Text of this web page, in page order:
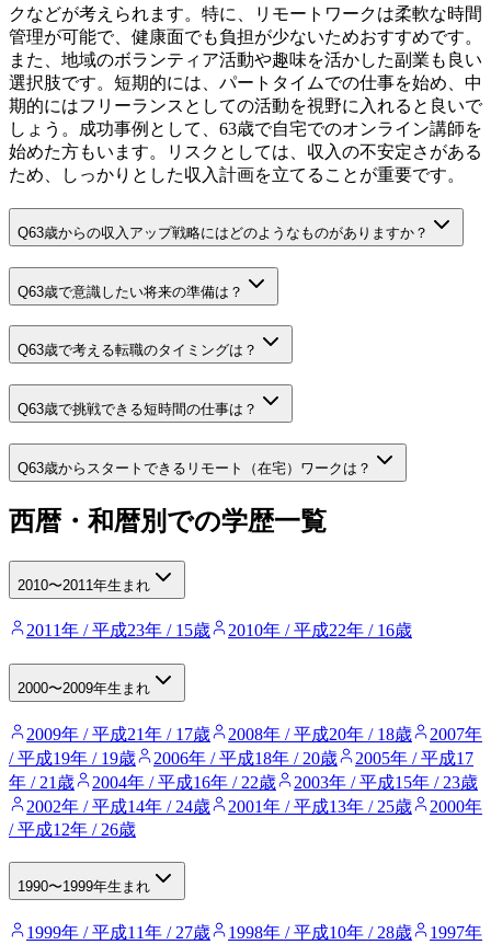
クなどが考えられます。特に、リモートワークは柔軟な時間
管理が可能で、健康面でも負担が少ないためおすすめです。
また、地域のボランティア活動や趣味を活かした副業も良い
選択肢です。短期的には、パートタイムでの仕事を始め、中
期的にはフリーランスとしての活動を視野に入れると良いで
しょう。成功事例として、63歳で自宅でのオンライン講師を
始めた方もいます。リスクとしては、収入の不安定さがある
ため、しっかりとした収入計画を立てることが重要です。
Q63歳からの収入アップ戦略にはどのようなものがありますか？
Q63歳で意識したい将来の準備は？
Q63歳で考える転職のタイミングは？
Q63歳で挑戦できる短時間の仕事は？
Q63歳からスタートできるリモート（在宅）ワークは？
西暦・和暦別での学歴一覧
2010〜2011年生まれ
2011年 / 平成23年 / 15歳 2010年 / 平成22年 / 16歳
2000〜2009年生まれ
2009年 / 平成21年 / 17歳 2008年 / 平成20年 / 18歳
2007年
/ 平成19年 / 19歳
2006年 / 平成18年 / 20歳
2005年 / 平成17
年 / 21歳
2004年 / 平成16年 / 22歳
2003年 / 平成15年 / 23歳
2002年 / 平成14年 / 24歳
2001年 / 平成13年 / 25歳
2000年
/ 平成12年 / 26歳
1990〜1999年生まれ
1999年 / 平成11年 / 27歳 1998年 / 平成10年 / 28歳
1997年